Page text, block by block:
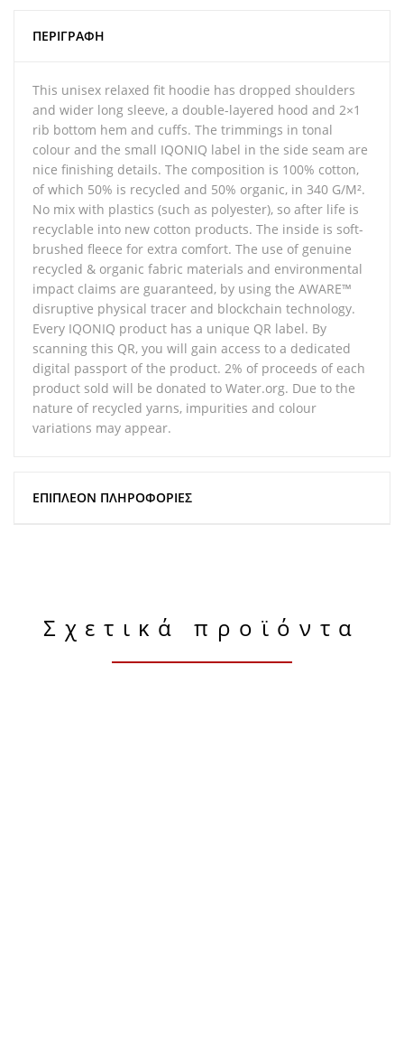
ΠΕΡΙΓΡΑΦΉ
This unisex relaxed fit hoodie has dropped shoulders
and wider long sleeve, a double-layered hood and 2×1
rib bottom hem and cuffs. The trimmings in tonal
colour and the small IQONIQ label in the side seam are
nice finishing details. The composition is 100% cotton,
of which 50% is recycled and 50% organic, in 340 G/M².
No mix with plastics (such as polyester), so after life is
recyclable into new cotton products. The inside is soft-
brushed fleece for extra comfort. The use of genuine
recycled & organic fabric materials and environmental
impact claims are guaranteed, by using the AWARE™
disruptive physical tracer and blockchain technology.
Every IQONIQ product has a unique QR label. By
scanning this QR, you will gain access to a dedicated
digital passport of the product. 2% of proceeds of each
product sold will be donated to Water.org. Due to the
nature of recycled yarns, impurities and colour
variations may appear.
ΕΠΙΠΛΈΟΝ ΠΛΗΡΟΦΟΡΊΕΣ
Σχετικά προϊόντα